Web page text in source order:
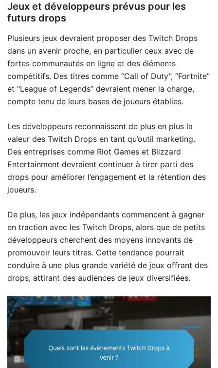
Jeux et développeurs prévus pour les
futurs drops
Plusieurs jeux devraient proposer des Twitch Drops
dans un avenir proche, en particulier ceux avec de
fortes communautés en ligne et des éléments
compétitifs. Des titres comme “Call of Duty”, “Fortnite”
et “League of Legends” devraient mener la charge,
compte tenu de leurs bases de joueurs établies.
Les développeurs reconnaissent de plus en plus la
valeur des Twitch Drops en tant qu’outil marketing.
Des entreprises comme Riot Games et Blizzard
Entertainment devraient continuer à tirer parti des
drops pour améliorer l’engagement et la rétention des
joueurs.
De plus, les jeux indépendants commencent à gagner
en traction avec les Twitch Drops, alors que de petits
développeurs cherchent des moyens innovants de
promouvoir leurs titres. Cette tendance pourrait
conduire à une plus grande variété de jeux offrant des
drops, attirant des audiences de jeux diversifiées.